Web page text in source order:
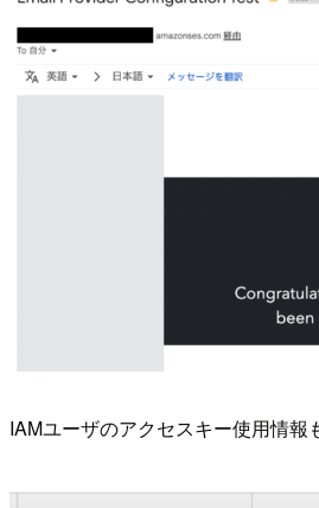
IAMユーザのアクセスキー使用情報